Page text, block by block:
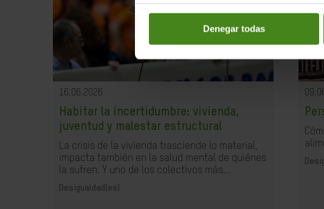
Denegar todas
16.06.2026
Habitar la incertidumbre: vivienda,
juventud y malestar estructural
La crisis de la vivienda trasciende lo material,
impacta también en la salud mental de quiénes
la sufren. Y uno de los colectivos más...
Desigualdad(es)